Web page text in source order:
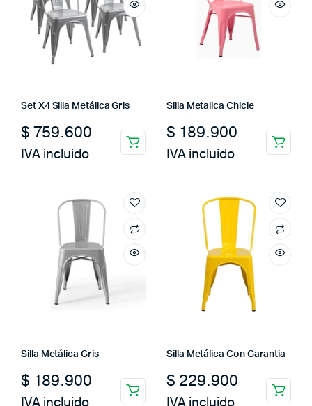
Set X4 Silla Metálica Gris
$ 759.600
IVA incluido
Silla Metalica Chicle
$ 189.900
IVA incluido
Silla Metálica Gris
$ 189.900
Silla Metálica Con Garantia
$ 229.900